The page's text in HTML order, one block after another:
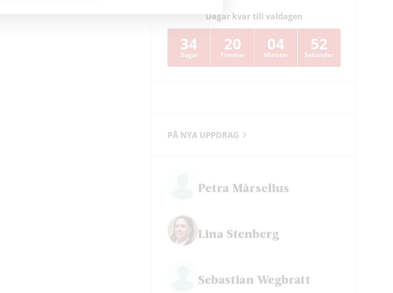
Dagar kvar till valdagen
34
Dagar
20
Timmar
04
Minuter
51
Sekunder
PÅ NYA UPPDRAG
Petra Mårselius
Lina Stenberg
Sebastian Wegbratt